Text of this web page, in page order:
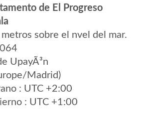
de El Progreso
sobre el nvel del mar.
UpayÃ³n
Madrid)
: UTC +2:00
: UTC +1:00